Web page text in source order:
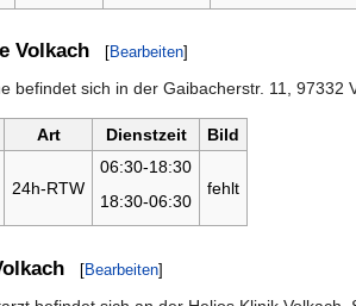
Volkach [Bearbeiten]
befindet sich in der Gaibacherstr. 11, 97332
Art Dienstzeit Bild
24h-RTW
06:30-18:30
18:30-06:30
fehlt
[Bearbeiten]